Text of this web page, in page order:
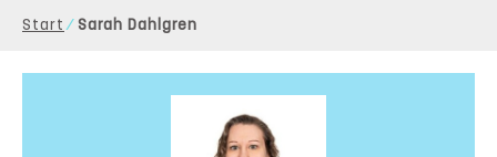
Start Sarah Dahlgren